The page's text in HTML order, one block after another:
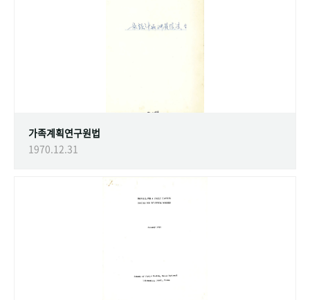
가족계획연구원법
1970.12.31